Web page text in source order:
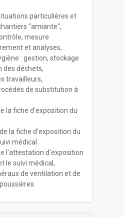
particulières et
"amiante",
mesure
et analyses,
: gestion, stockage
des déchets,
travailleurs,
de substitution à
la fiche d'exposition du
la fiche d'exposition du
médical
l'attestation d'exposition
le suivi médical,
de ventilation et de